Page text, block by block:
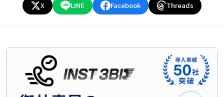
X LINE Facebook Threads